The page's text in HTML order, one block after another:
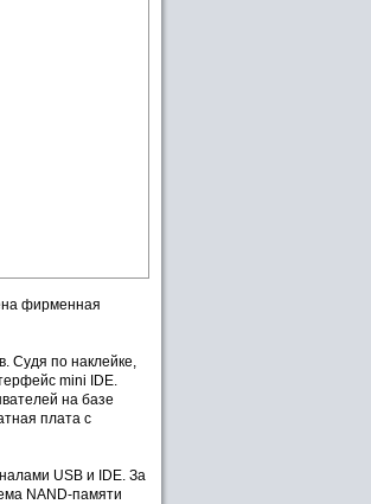
фирменная
Судя по наклейке,
mini IDE.
на базе
плата с
USB и IDE. За
NAND-памяти